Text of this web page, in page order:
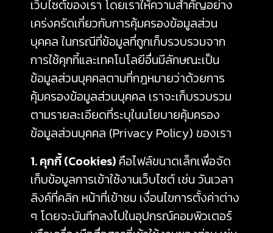
เว็บไซต์ของเรา โดยเราให้ความสำคัญอย่าง
เคร่งครัดเกี่ยวกับการคุ้มครองข้อมูลส่วน
บุคคล ในกรณีที่ข้อมูลที่ถูกเก็บรวบรวมจาก
การใช้คุกกี้และเทคโนโลยีอื่นมีลักษณะเป็น
ข้อมูลส่วนบุคคลตามที่กฎหมายว่าด้วยการ
คุ้มครองข้อมูลส่วนบุคคล เราจะเก็บรวบรวม
ตามรายละเอียดที่ระบุในนโยบายคุ้มครอง
ข้อมูลส่วนบุคคล (Privacy Policy) ของเรา
1. คุกกี้ (Cookies) คือไฟล์ขนาดเล็กเพื่อจัด
เก็บข้อมูลการเข้าใช้งานเว็บไซต์ เช่น วันเวลา
ลิงค์ที่คลิก หน้าที่เข้าชม เงื่อนไขการตั้งค่าต่าง
ๆ โดยจะบันทึกลงไปในอุปกรณ์คอมพิวเตอร์